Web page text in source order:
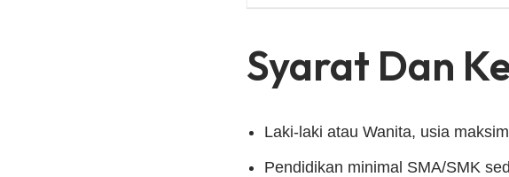
Syarat Dan
Laki-laki atau Wanita, usia
Pendidikan minimal SMA/SMK